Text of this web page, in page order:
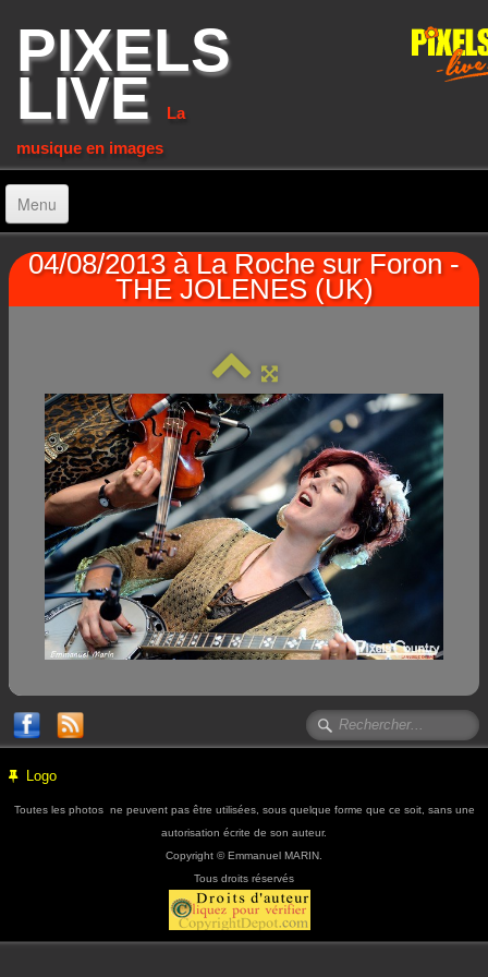
PIXELS
LIVELa
musique en images
Menu
Artistes
Artists ▼
Festivals
Festivals
Biographie
Biography
Contact
Contact
Livre d'or
Guestbook
Liens
04/08/2013 à La Roche sur Foron -
THE JOLENES (UK)
Logo
Toutes les photos ne peuvent pas être utilisées, sous quelque forme que ce soit, sans une
autorisation écrite de son auteur.
Copyright © Emmanuel MARIN.
Tous droits réservés